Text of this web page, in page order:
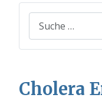
Suchen
Cholera